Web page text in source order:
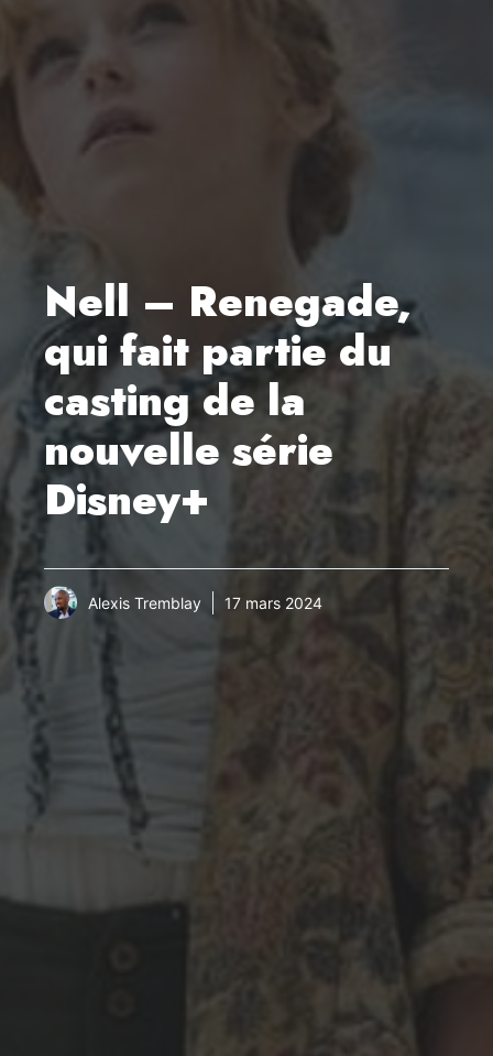
Nell – Renegade,
qui fait partie du
casting de la
nouvelle série
Disney+
Alexis Tremblay 17 mars 2024